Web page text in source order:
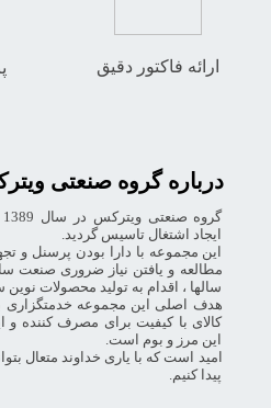
ارائه فاکتور دقیق
درباره گروه صنعتی
ایجاد اشتغال تاسیس گردید.
این مجموعه با دارا بودن پرسنل و
مطالعه و یافتن نیاز ضروری صنعت
سالها ، اقدام به تولید محصولات
هدف اصلی این مجموعه خدمتگزاری
کالای با کیفیت برای مصرف کننده و
این مرز و بوم است.
امید است که با یاری خداوند متعال
پیدا کنیم.